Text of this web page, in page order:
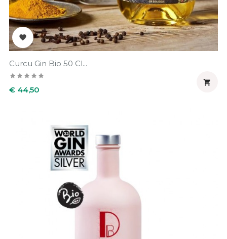

Curcu Gin Bio 50 Cl...
Prijs
€ 44,50
